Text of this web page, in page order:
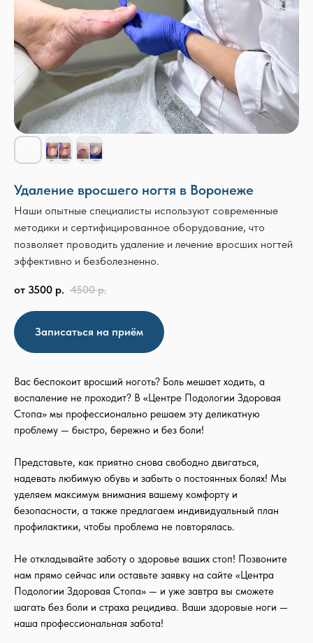
Удаление вросшего ногтя в Воронеже
Наши опытные специалисты используют современные
методики и сертифицированное оборудование, что
позволяет проводить удаление и лечение вросших ногтей
эффективно и безболезненно.
от 3500 р. 4500 р.
Записаться на приём
Вас беспокоит вросший ноготь? Боль мешает ходить, а
воспаление не проходит? В «Центре Подологии Здоровая
Стопа» мы профессионально решаем эту деликатную
проблему — быстро, бережно и без боли!
Представьте, как приятно снова свободно двигаться,
надевать любимую обувь и забыть о постоянных болях! Мы
уделяем максимум внимания вашему комфорту и
безопасности, а также предлагаем индивидуальный план
профилактики, чтобы проблема не повторялась.
Не откладывайте заботу о здоровье ваших стоп! Позвоните
нам прямо сейчас или оставьте заявку на сайте «Центра
Подологии Здоровая Стопа» — и уже завтра вы сможете
шагать без боли и страха рецидива. Ваши здоровые ноги —
наша профессиональная забота!